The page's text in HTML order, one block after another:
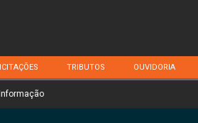
TRIBUTOS OUVIDORIA